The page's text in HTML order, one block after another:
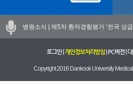
병원소식 | 제5차 환자경험평가 ‘전국 상
로그인| 개인정보처리방침| PC버전|
Copyright 2016 Dankook University